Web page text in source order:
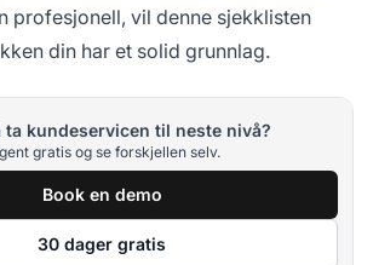
profesjonell, vil denne sjekklisten
din har et solid grunnlag.
ta kundeservicen til neste nivå?
gratis og se forskjellen selv.
Book en demo
30 dager gratis